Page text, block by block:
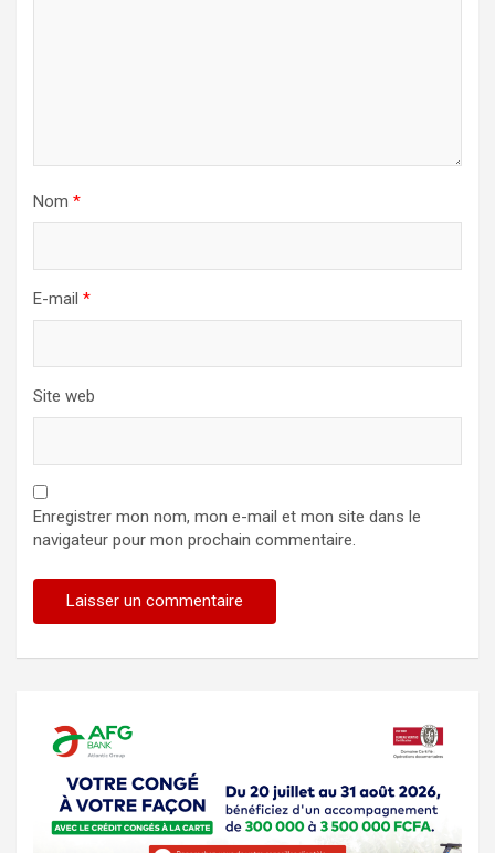
Nom *
E-mail *
Site web
Enregistrer mon nom, mon e-mail et mon site dans le
navigateur pour mon prochain commentaire.